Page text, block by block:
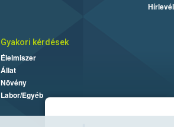
Gyakori kérdések
Élelmiszer
Állat
Növény
Labor/Egyéb